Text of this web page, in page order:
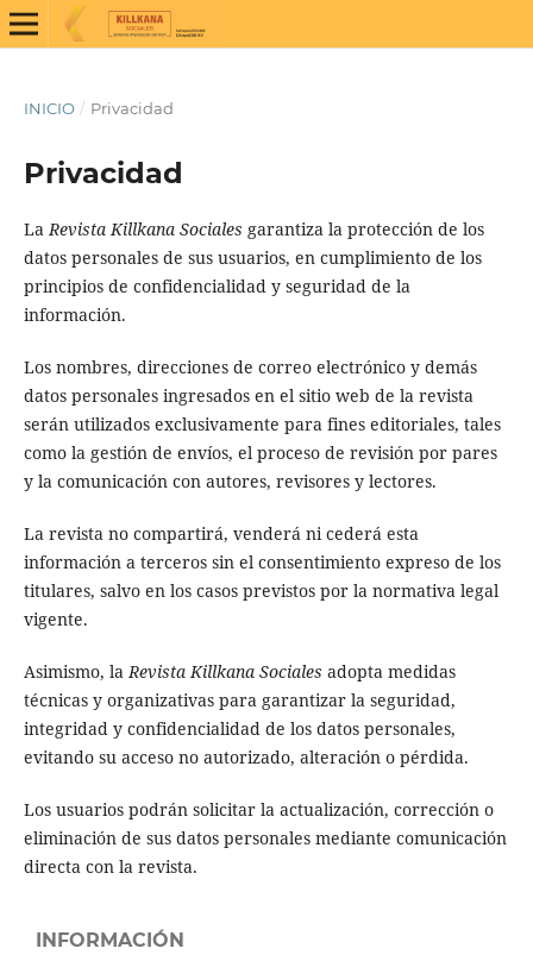
INICIO / Privacidad
Privacidad
LaRevista Killkana Sociales garantiza la protección de los
datos personales de sus usuarios, en cumplimiento de los
principios de confidencialidad y seguridad de la
información.
Los nombres, direcciones de correo electrónico y demás
datos personales ingresados en el sitio web de la revista
serán utilizados exclusivamente para fines editoriales, tales
como la gestión de envíos, el proceso de revisión por pares
y la comunicación con autores, revisores y lectores.
La revista no compartirá, venderá ni cederá esta
información a terceros sin el consentimiento expreso de los
titulares, salvo en los casos previstos por la normativa legal
vigente.
Asimismo, laRevista Killkana Sociales adopta medidas
técnicas y organizativas para garantizar la seguridad,
integridad y confidencialidad de los datos personales,
evitando su acceso no autorizado, alteración o pérdida.
Los usuarios podrán solicitar la actualización, corrección o
eliminación de sus datos personales mediante comunicación
directa con la revista.
INFORMACIÓN